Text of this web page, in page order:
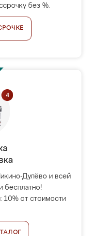
без %.
Дулёво и всей
бесплатно!
10% от стоимости